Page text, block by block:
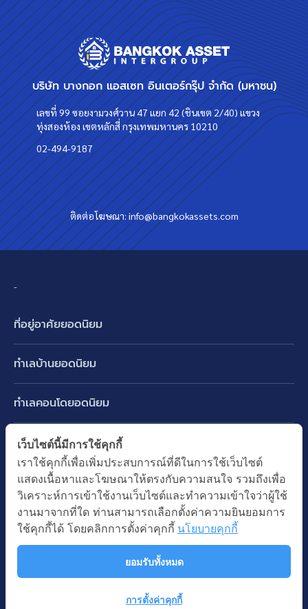
บริษัท บางกอก แอสเซท อินเตอร์กรุ๊ป จำกัด (มหาชน)
เลขที่ 99 ซอยงามวงศ์วาน 47 แยก 42 (ชินเขต 2/40) แขวง
ทุ่งสองห้อง เขตหลักสี่ กรุงเทพมหานคร 10210
02-494-9187
ติดต่อโฆษณา:info@bangkokassets.com
-
ที่อยู่อาศัยยอดนิยม
ทาวน์เฮ้าส์ ทาวน์โฮม
คอนโดมิเนียม
อาคารพาณิชย์ ตึกแถว
ที่ดินเปล่า
อพาร์ทเม้นท์ หอพัก
ออฟฟิต สำนักงาน
โรงงาน โกดัง
โรงแรม รีสอร์ท
ทำเลบ้านยอดนิยม
บางนา รามคำแหง 2
ปทุมธานี รังสิต ลำลูกกา
นนทบุรี บางใหญ่ บางบัวทอง
ทำเลคอนโดยอดนิยม
พระราม 9
อ่อนนุช ปุณณวิถี
รัชดาภิเษก ห้วยขวาง
ห้าแยกลาดพร้าว
ทำเล BTS ยอดนิยม
BTS ทองหล่อ
BTS เอกมัย
BTS พร้อมพงษ์
BTS อ่อนนุช
ทำเล MRT ยอดนิยม
MRT เพชรบุรี
MRT พระราม 9
MRT พหลโยธิน
คำค้นยอดนิยม
บ้านมือสอง
ซื้อบ้าน ขายบ้าน
นโยบายการใช้คุกกี้
สงวนลิขสิทธิ โดยบริษัท บางกอก แอสเซท อินเตอร์กรุ๊ป จำกัด (มหาชน).
เว็บไซต์นี้มีการใช้คุกกี้
เราใช้คุกกี้เพื่อเพิ่มประสบการณ์ที่ดีในการใช้เว็บไซต์
แสดงเนื้อหาและโฆษณาให้ตรงกับความสนใจ รวมถึงเพื่อ
วิเคราะห์การเข้าใช้งานเว็บไซต์และทำความเข้าใจว่าผู้ใช้
งานมาจากที่ใด ท่านสามารถเลือกตั้งค่าความยินยอมการ
ใช้คุกกี้ได้ โดยคลิกการตั้งค่าคุกกี้ นโยบายคุกกี้
ยอมรับทั้งหมด
การตั้งค่าคุกกี้